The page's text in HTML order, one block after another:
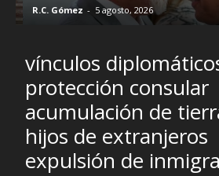
R.C. Gómez - 5 agosto, 2026
vínculos
protección consular
acumulación de
hijos de extranjeros
expulsión de